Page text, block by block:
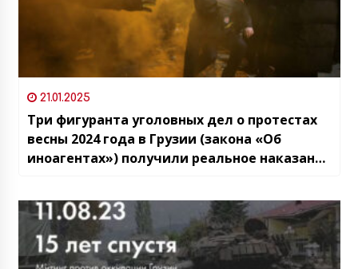
21.01.2025
Три фигуранта уголовных дел о протестах
весны 2024 года в Грузии (закона «Об
иноагентах») получили реальное наказание